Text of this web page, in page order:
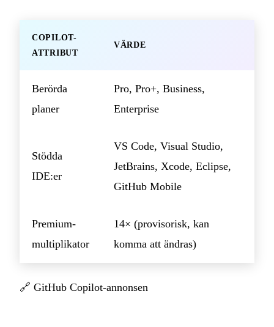
COPILOT-
ATTRIBUT
VÄRDE
Berörda
planer
Pro, Pro+, Business,
Enterprise
Stödda
IDE:er
VS Code, Visual Studio,
JetBrains, Xcode, Eclipse,
GitHub Mobile
Premium-
multiplikator
14× (provisorisk, kan
komma att ändras)
🔗 GitHub Copilot-annonsen